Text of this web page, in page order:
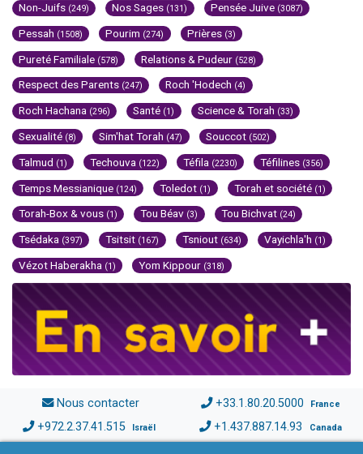
Non-Juifs (249) Nos Sages (131) Pensée Juive (3087)
Pessah (1508) Pourim (274) Prières (3)
Pureté Familiale (578) Relations & Pudeur (528)
Respect des Parents (247) Roch 'Hodech (4)
Roch Hachana (296) Santé (1) Science & Torah (33)
Sexualité (8) Sim'hat Torah (47) Souccot (502)
Talmud (1) Techouva (122) Téfila (2230) Téfilines (356)
Temps Messianique (124) Toledot (1) Torah et société (1)
Torah-Box & vous (1) Tou Béav (3) Tou Bichvat (24)
Tsédaka (397) Tsitsit (167) Tsniout (634) Vayichla'h (1)
Vézot Haberakha (1) Yom Kippour (318)
Nous contacter +33.1.80.20.5000 France
+972.2.37.41.515 Israël +1.437.887.14.93 Canada